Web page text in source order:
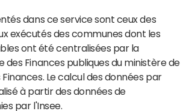
dans ce service sont ceux des
exécutés des communes dont les
ont été centralisées par la
des Finances publiques du ministère de
Finances. Le calcul des données par
à partir des données de
par l'Insee.